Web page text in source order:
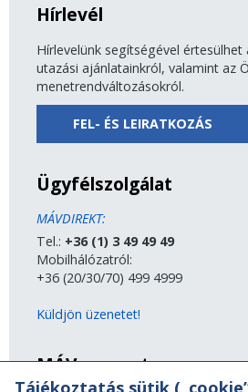
Hírlevél
Hírlevelünk segítségével értesülhet
utazási ajánlatainkról, valamint az
menetrendváltozásokról.
FEL- ÉS LEIRATKOZÁS
Ügyfélszolgálat
MÁVDIREKT:
Tel.: +36 (1) 3 49 49 49
Mobilhálózatról:
+36 (20/30/70) 499 4999
Küldjön üzenetet!
MÁV-csoport
Tájékoztatás sütik